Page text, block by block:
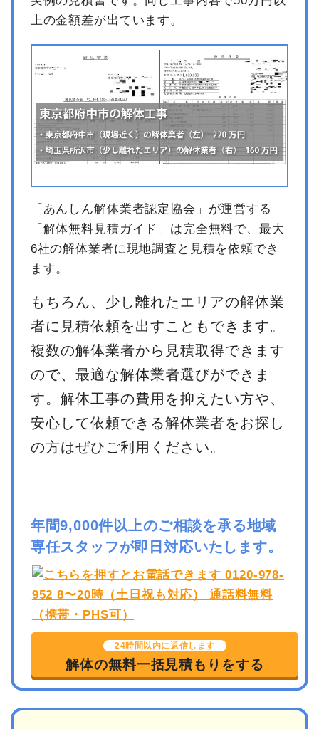
上の金額差が出ています。
「あんしん解体業者認定協会」が運営する
「解体無料見積ガイド」は完全無料で、最大
6社の解体業者に現地調査と見積を依頼でき
ます。
もちろん、少し離れたエリアの解体業
者に見積依頼を出すこともできます。
複数の解体業者から見積取得できます
ので、最適な解体業者選びができま
す。解体工事の費用を抑えたい方や、
安心して依頼できる解体業者をお探し
の方はぜひご利用ください。
年間9,000件以上のご相談を承る地域
専任スタッフが即日対応いたします。
24時間以内に返信します
解体の無料一括見積もりをする